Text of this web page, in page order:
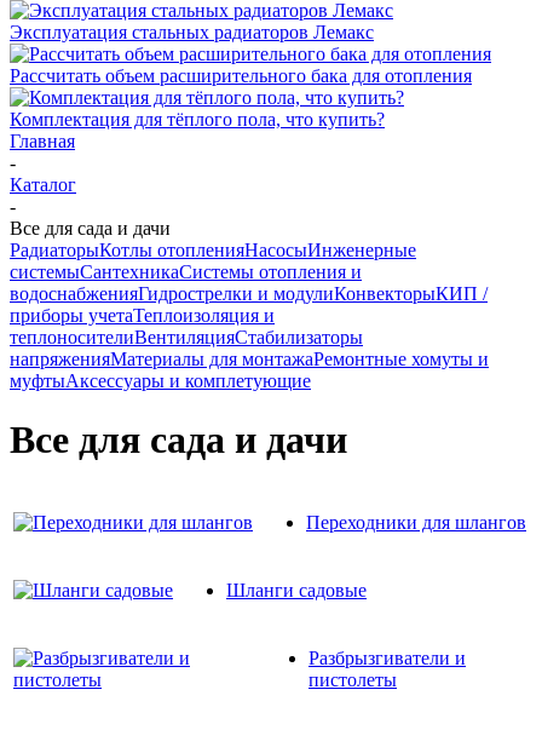
Эксплуатация стальных радиаторов Лемакс
Рассчитать объем расширительного бака для отопления
Комплектация для тёплого пола, что купить?
Главная
-
Каталог
-
Все для сада и дачи
РадиаторыКотлы отопленияНасосыИнженерные
системыСантехникаСистемы отопления и
водоснабженияГидрострелки и модулиКонвекторыКИП /
приборы учетаТеплоизоляция и
теплоносителиВентиляцияСтабилизаторы
напряженияМатериалы для монтажаРемонтные хомуты и
муфтыАксессуары и комплетующие
Все для сада и дачи
Переходники для шлангов
Шланги садовые
Разбрызгиватели и
пистолеты